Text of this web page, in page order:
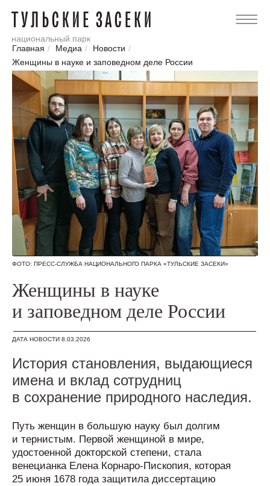
национальный парк
Главная / Медиа / Новости /
Женщины в науке и заповедном деле России
ФОТО: ПРЕСС-СЛУЖБА НАЦИОНАЛЬНОГО ПАРКА «ТУЛЬСКИЕ ЗАСЕКИ»
Женщины в науке
и заповедном деле России
ДАТА НОВОСТИ 8.03.2026
История становления, выдающиеся
имена и вклад сотрудниц
в сохранение природного наследия.
Путь женщин в большую науку был долгим
и тернистым. Первой женщиной в мире,
удостоенной докторской степени, стала
венецианка Елена Корнаро-Пископия, которая
25 июня 1678 года защитила диссертацию